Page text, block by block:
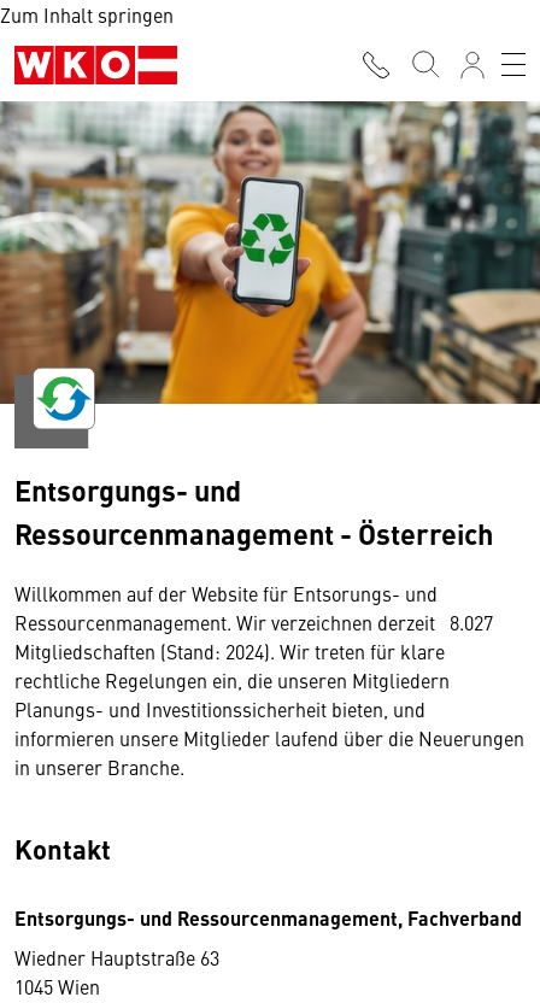
Zum Inhalt springen
Entsorgungs- und
Ressourcenmanagement - Österreich
Willkommen auf der Website für Entsorungs- und
Ressourcenmanagement. Wir verzeichnen derzeit 8.027
Mitgliedschaften (Stand: 2024). Wir treten für klare
rechtliche Regelungen ein, die unseren Mitgliedern
Planungs- und Investitionssicherheit bieten, und
informieren unsere Mitglieder laufend über die Neuerungen
in unserer Branche.
Kontakt
Entsorgungs- und Ressourcenmanagement, Fachverband
Wiedner Hauptstraße 63
1045 Wien